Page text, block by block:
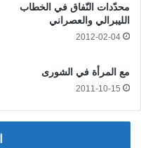
محدّدات النّفاق في الخطاب
الليبرالي والعصراني
2012-02-04
مع المرأة في الشورى
2011-10-15